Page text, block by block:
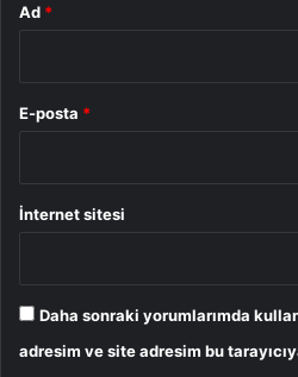
Ad *
E-posta *
İnternet sitesi
Daha sonraki yorumlarımda
adresim ve site adresim bu